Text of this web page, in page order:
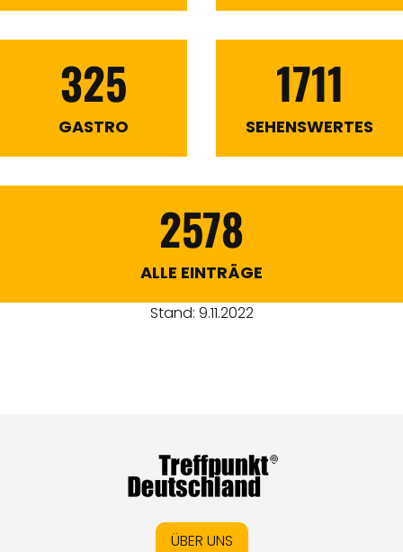
325
GASTRO
1711
SEHENSWERTES
2578
ALLE EINTRÄGE
Stand: 9.11.2022
ÜBER UNS